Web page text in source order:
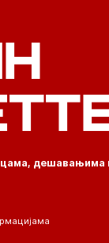
дешавањима